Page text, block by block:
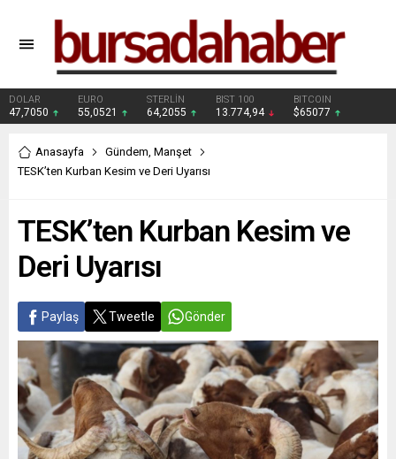
DOLAR
47,7050
EURO
55,0521
STERLİN
64,2055
BIST 100
13.774,94
BITCOIN
$65077
Anasayfa Gündem, Manşet
TESK’ten Kurban Kesim ve Deri Uyarısı
TESK’ten Kurban Kesim ve
Deri Uyarısı
Paylaş Tweetle Gönder